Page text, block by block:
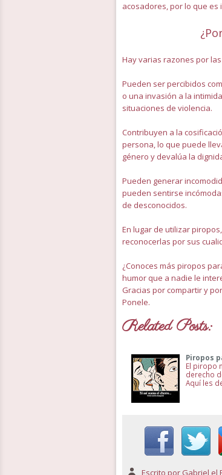
acosadores, por lo que
Hay varias razones por
Pueden ser percibidos
o una invasión a la
situaciones de violencia.
Contribuyen a la
persona, lo que puede
género y devalúa la
Pueden generar
pueden sentirse
de desconocidos.
En lugar de utilizar
reconocerlas por sus
¿Conoces más piropos
humor que a nadie le
Gracias por compartir y
Ponele.
Related Posts:
Piropos
El piropo
derecho
Aquí les
Escrito por Gabriel el